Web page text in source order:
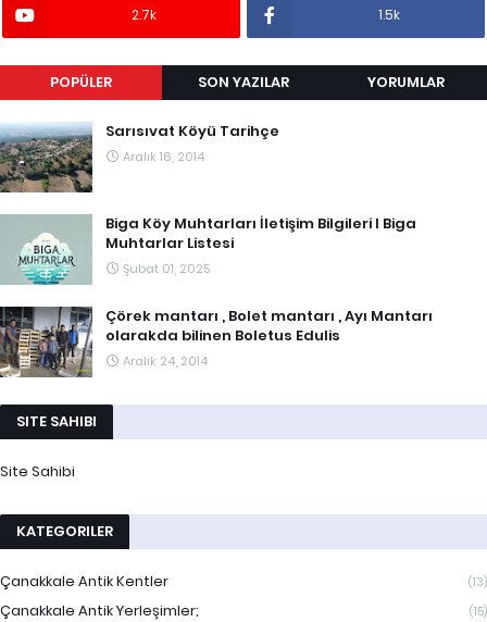
2.7k 1.5k
POPÜLER SON YAZILAR YORUMLAR
Sarısıvat Köyü Tarihçe
Aralık 16, 2014
Biga Köy Muhtarları İletişim Bilgileri I Biga
Muhtarlar Listesi
Şubat 01, 2025
Çörek mantarı , Bolet mantarı , Ayı Mantarı
olarakda bilinen Boletus Edulis
Aralık 24, 2014
SITE SAHIBI
Site Sahibi
KATEGORILER
Çanakkale Antik Kentler (13)
Çanakkale Antik Yerleşimler; (15)